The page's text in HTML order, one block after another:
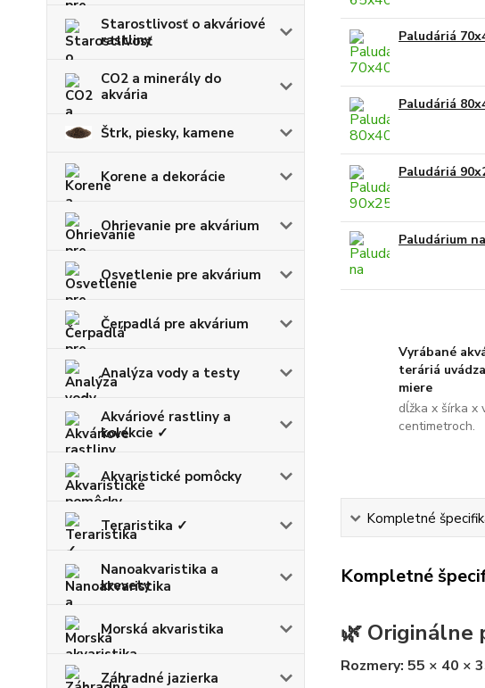
Starostlivosť o akváriové
rastliny
CO2 a minerály do
akvária
Štrk, piesky, kamene
Korene a dekorácie
Ohrievanie pre akvárium
Osvetlenie pre akvárium
Čerpadlá pre akvárium
Analýza vody a testy
Akváriové rastliny a
kolekcie ✓
Akvaristické pomôcky
Teraristika ✓
Nanoakvaristika a
krevety
Morská akvaristika
Záhradné jazierka
Paludáriá
Paludáriá
Paludáriá
Paludárium
Vyrábané
teráriá
miere
dĺžka x šírka x
centimetroch.
Kompletné
Kompletné
🌿 Originálne
Rozmery: 55 × 40 ×